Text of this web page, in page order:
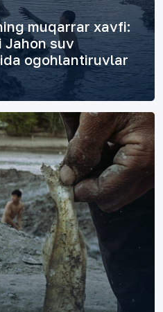
muqarrar xavfi:
Jahon suv
ogohlantiruvlar